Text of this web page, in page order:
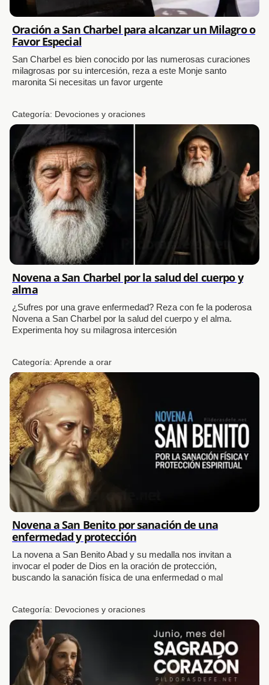
Oración a San Charbel para alcanzar un Milagro o
Favor Especial
San Charbel es bien conocido por las numerosas curaciones
milagrosas por su intercesión, reza a este Monje santo
maronita Si necesitas un favor urgente
Categoría: Devociones y oraciones
Novena a San Charbel por la salud del cuerpo y
alma
¿Sufres por una grave enfermedad? Reza con fe la poderosa
Novena a San Charbel por la salud del cuerpo y el alma.
Experimenta hoy su milagrosa intercesión
Categoría:Aprende a orar
Novena a San Benito por sanación de una
enfermedad y protección
La novena a San Benito Abad y su medalla nos invitan a
invocar el poder de Dios en la oración de protección,
buscando la sanación física de una enfermedad o mal
Categoría: Devociones y oraciones